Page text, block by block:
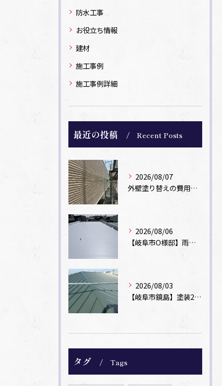
防水工事
お役立ち情報
建材
施工事例
施工事例詳細
最近の投稿 Recent Posts
2026/08/07
外壁塗り替えの費用相場は？坪数別の価格目安と安く抑えるコツ【一級塗装士解説】
2026/08/06
【岐阜市O様邸】雨漏りを解消！塩ビシート機械固定工法による屋根防水工事
2026/08/03
【岐阜市鏡島】塗装2回のカラーベスト屋根をカバー工法でガルバリウム鋼板に改修！
タグ Tags